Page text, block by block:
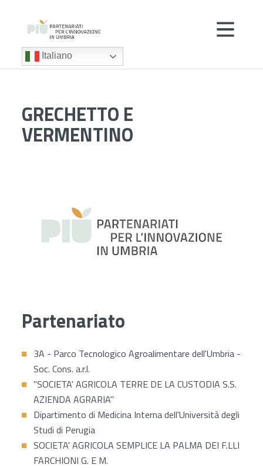
Italiano
GRECHETTO E
VERMENTINO
Partenariato
3A - Parco Tecnologico Agroalimentare dell'Umbria -
Soc. Cons. a.r.l.
"SOCIETA' AGRICOLA TERRE DE LA CUSTODIA S.S.
AZIENDA AGRARIA"
Dipartimento di Medicina Interna dell'Università degli
Studi di Perugia
SOCIETA' AGRICOLA SEMPLICE LA PALMA DEI F.LLI
FARCHIONI G. E M.